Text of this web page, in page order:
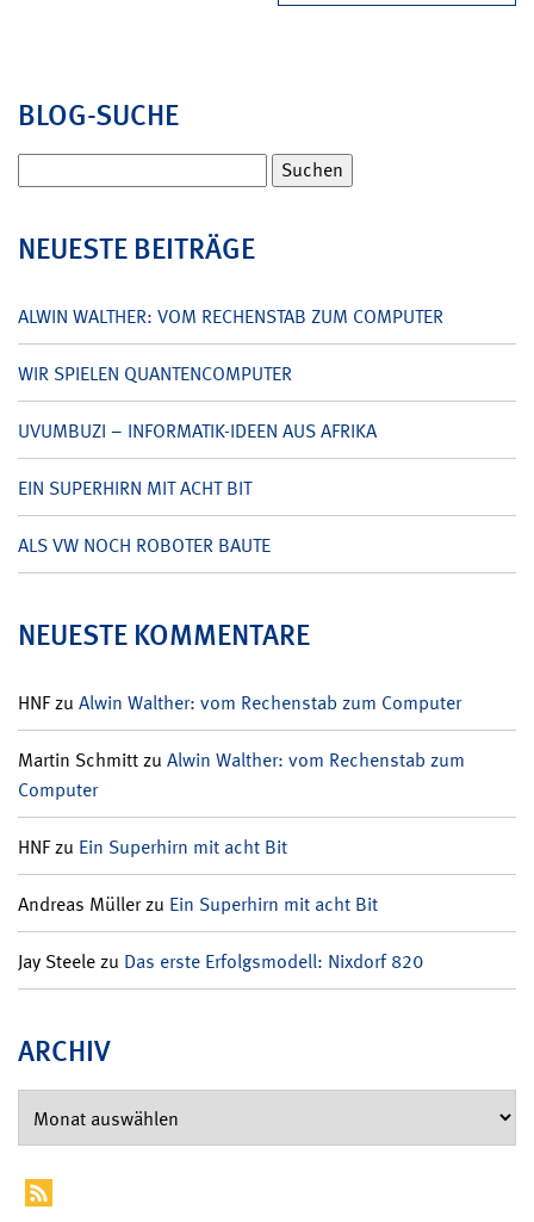
BLOG-SUCHE
nach:
NEUESTE BEITRÄGE
ALWIN WALTHER: VOM RECHENSTAB ZUM COMPUTER
WIR SPIELEN QUANTENCOMPUTER
UVUMBUZI – INFORMATIK-IDEEN AUS AFRIKA
EIN SUPERHIRN MIT ACHT BIT
ALS VW NOCH ROBOTER BAUTE
NEUESTE KOMMENTARE
HNFzu Alwin Walther: vom Rechenstab zum Computer
Martin Schmittzu Alwin Walther: vom Rechenstab zum
Computer
HNFzu Ein Superhirn mit acht Bit
Andreas Müllerzu Ein Superhirn mit acht Bit
Jay Steelezu Das erste Erfolgsmodell: Nixdorf 820
ARCHIV